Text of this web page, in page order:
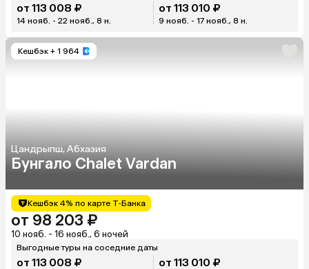
от 113 008 ₽
14 нояб. - 22 нояб., 8 н.
от 113 010 ₽
9 нояб. - 17 нояб., 8 н.
Кешбэк + 1 964
Цандрыпш, Абхазия
Бунгало Chalet Vardan
Кешбэк 4% по карте Т-Банка
от 98 203 ₽
10 нояб. - 16 нояб., 6 ночей
Выгодные туры на соседние даты
от 113 008 ₽ от 113 010 ₽